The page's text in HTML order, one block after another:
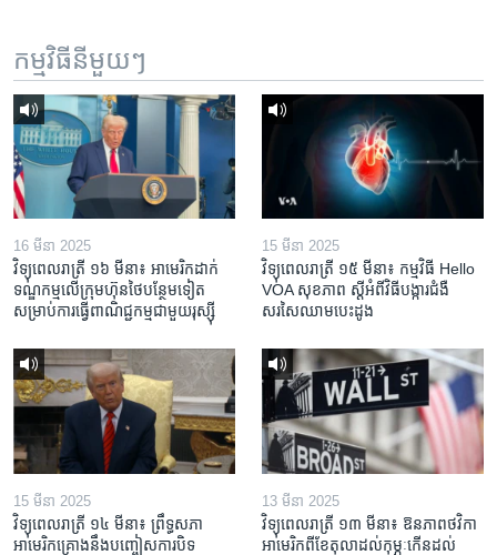
កម្មវិធី​នីមួយៗ
16 មីនា 2025
វិទ្យុពេលរាត្រី ១៦ មីនា៖ អាមេរិក​ដាក់​
ទណ្ឌកម្ម​លើ​ក្រុមហ៊ុន​ថៃ​បន្ថែម​ទៀត​
សម្រាប់​ការ​ធ្វើ​ពាណិជ្ជកម្ម​ជាមួយ​រុស្ស៊ី
15 មីនា 2025
វិទ្យុពេលរាត្រី ១៥ មីនា៖ កម្មវិធី ​Hello
VOA សុខភាព ស្ដី​អំពី​វិធី​បង្ការ​ជំងឺ​
សរសៃ​ឈាម​បេះដូង
15 មីនា 2025
វិទ្យុពេលរាត្រី ១៤ មីនា៖ ព្រឹទ្ធសភា
អាមេរិកគ្រោងនឹងបញ្ចៀសការបិទ
13 មីនា 2025
វិទ្យុពេលរាត្រី ១៣ មីនា៖ ឱនភាព​ថវិកា​
អាមេរិក​ពី​ខែ​តុលា​ដល់​កុម្ភៈ​កើន​ដល់​